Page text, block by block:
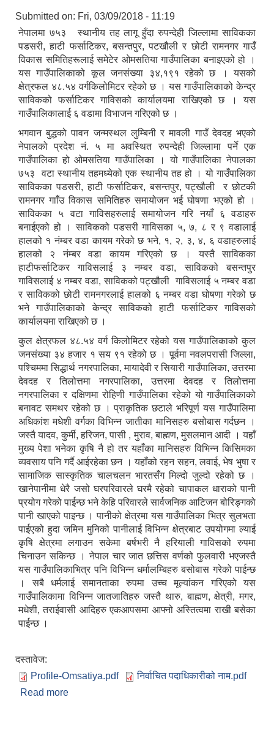
Submitted on: Fri, 03/09/2018 - 11:19
नेपालमा ७५३ स्थानीय तह लागू हुँदा रुपन्देही जिल्लामा साविकका
पडसरी, हाटी फर्साटिकर, बसन्तपुर, पटखौली र छोटी रामनगर गाउँ
विकास समितिहरूलाई समेटेर ओमसतिया गाउँपालिका बनाइएको हो ।
यस गाउँपालिकाको कूल जनसंख्या ३४,१९१ रहेको छ । यसको
क्षेत्रफल ४८.५४ वर्गकिलोमिटर रहेको छ । यस गाउँपालिकाको केन्द्र
साविकको फर्साटिकर गाविसको कार्यालयमा राखिएको छ । यस
गाउँपालिकालाई ६ वडामा विभाजन गरिएको छ ।
भगवान बुद्धको पावन जन्मस्थल लुम्बिनी र मावली गाउँ देवदह भएको
नेपालको प्रदेश नं. ५ मा अवस्थित रुपन्देही जिल्लामा पर्ने एक
गाउँपालिका हो ओमसतिया गाउँपालिका । यो गाउँपालिका नेपालका
७५३ वटा स्थानीय तहमध्येको एक स्थानीय तह हो । यो गाउँपालिका
साविकका पडसरी, हाटी फर्साटिकर, बसन्तपुर, पट्खौली र छोटकी
रामनगर गााँउ विकास समितिहरु समायोजन भई घोषणा भएको हो ।
साविकका ५ वटा गाविसहरुलाई समायोजन गरि नयाँ ६ वडाहरु
बनाईएको हो । साविकको पडसरी गाविसका ५, ७, ८ र ९ वडालाई
हालको १ नंम्बर वडा कायम गरेको छ भने, १, २, ३, ४, ६ वडाहरुलाई
हालको २ नंम्बर वडा कायम गरिएको छ । यस्तै साविकका
हाटीफर्साटिकर गाविसलाई ३ नम्बर वडा, साविकको बसन्तपुर
गाविसलाई ४ नम्बर वडा, साविकको पट्खौली गाविसलाई ५ नम्बर वडा
र साविकको छोटी रामनगरलाई हालको ६ नम्बर वडा घोषणा गरेको छ
भने गाउँपालिकाको केन्द्र साविकको हाटी फर्साटिकर गाविसको
कार्यालयमा राखिएको छ ।
कुल क्षेत्रफल ४८.५४ वर्ग किलोमिटर रहेको यस गाउँपालिकाको कुल
जनसंख्या ३४ हजार १ सय ९१ रहेको छ । पूर्वमा नवलपरासी जिल्ला,
पश्चिममा सिद्धार्थ नगरपालिका, मायादेवी र सियारी गाउँपालिका, उत्तरमा
देवदह र तिलोत्तमा नगरपालिका, उत्तरमा देवदह र तिलोत्तमा
नगरपालिका र दक्षिणमा रोहिणी गाउँपालिका रहेको यो गाउँपालिकाको
बनावट समथर रहेको छ । प्राकृतिक छटाले भरिपूर्ण यस गाउँपालिमा
अधिकांश मधेशी वर्गका विभिन्न जातीका मानिसहरु बसोबास गर्दछन ।
जस्तै यादव, कुर्मी, हरिजन, पासी , मुराव, बाह्मण, मुसलमान आदी । यहाँ
मुख्य पेशा भनेका कृषि नै हो तर यहाँका मानिसहरु विभिन्न किसिमका
व्यवसाय पनि गर्दै आईरहेका छन । यहाँको रहन सहन, लवाई, भेष भुषा र
सामाजिक सास्कृतिक चालचलन भारतसँग मिल्दो जुल्दो रहेको छ ।
खानेपानीमा धेरै जसो घरपरिवारले घरमै रहेको चापाकल धाराको पानी
प्रयोग गरेको पाईन्छ भने केहि परिवारले सार्वजनिक आटिजन बोरिङ्गको
पानी खाएको पाइन्छ । पानीको क्षेत्रमा यस गाउँपालिका भित्र सुलभता
पाईएको हुदा जमिन मुनिको पानीलाई विभिन्न क्षेत्रबाट उपयोगमा ल्याई
कृषि क्षेत्रमा लगाउन सकेमा बर्षभरी नै हरियाली गाविसको रुपमा
चिनाउन सकिन्छ । नेपाल चार जात छत्तिस वर्णको फुलवारी भएजस्तै
यस गाउँपालिकाभित्र पनि विभिन्न धर्मालम्बिहरु बसोबास गरेको पाईन्छ
। सबै धर्मलाई समानताका रुपमा उच्च मूल्यांकन गरिएको यस
गाउँपालिकामा विभिन्न जातजातिहरु जस्तै थारु, बाह्मण, क्षेत्री, मगर,
मधेशी, तराईवासी आदिहरु एकआपसमा आफ्नो अस्तित्वमा राखी बसेका
पाईन्छ ।
दस्तावेज:
Profile-Omsatiya.pdf
निर्वाचित पदाधिकारीको नाम.pdf
Read more